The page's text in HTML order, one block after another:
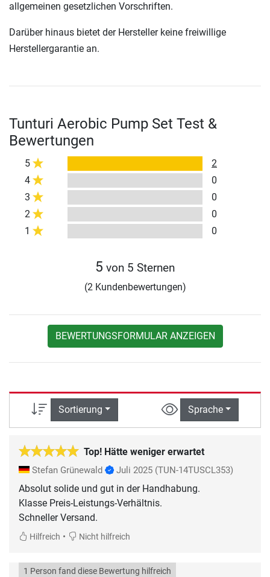
allgemeinen gesetzlichen Vorschriften.
Darüber hinaus bietet der Hersteller keine freiwillige
Herstellergarantie an.
Tunturi Aerobic Pump Set Test &
Bewertungen
5
2
4
0
3
0
2
0
1
0
5 von 5 Sternen
(2 Kundenbewertungen)
BEWERTUNGSFORMULAR ANZEIGEN
Sortierung Sprache
Top! Hätte weniger erwartet
Stefan Grünewald Juli 2025 (TUN-14TUSCL353)
Absolut solide und gut in der Handhabung.
Klasse Preis-Leistungs-Verhältnis.
Schneller Versand.
Hilfreich • Nicht hilfreich
1 Person fand diese Bewertung hilfreich